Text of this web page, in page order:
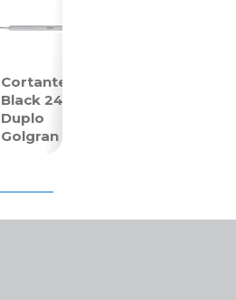
Cortante de
Black 24
Duplo
Golgran